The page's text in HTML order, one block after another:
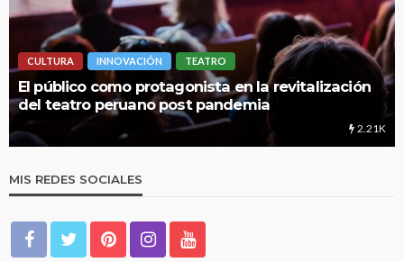
INNOVACIÓN TEATRO
como protagonista en la revitalización
peruano post pandemia
LIMA
UNMSM:
educación
MIS REDES SOCIALES